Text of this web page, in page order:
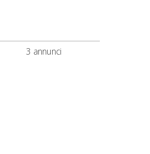
3 annunci